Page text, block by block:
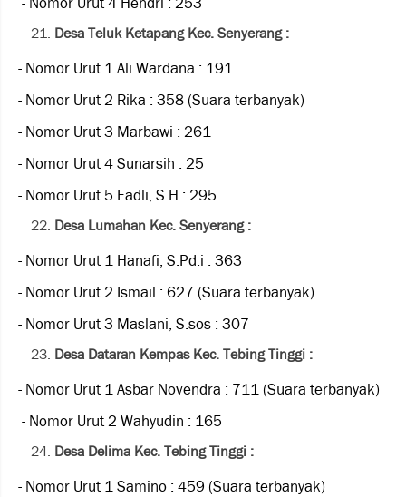
Desa Teluk Ketapang Kec. Senyerang :
- Nomor Urut 1 Ali Wardana : 191
- Nomor Urut 2 Rika : 358 (Suara terbanyak)
- Nomor Urut 3 Marbawi : 261
- Nomor Urut 4 Sunarsih : 25
- Nomor Urut 5 Fadli, S.H : 295
Desa Lumahan Kec. Senyerang :
- Nomor Urut 1 Hanafi, S.Pd.i : 363
- Nomor Urut 2 Ismail : 627 (Suara terbanyak)
- Nomor Urut 3 Maslani, S.sos : 307
Desa Dataran Kempas Kec. Tebing Tinggi :
- Nomor Urut 1 Asbar Novendra : 711 (Suara terbanyak)
- Nomor Urut 2 Wahyudin : 165
Desa Delima Kec. Tebing Tinggi :
- Nomor Urut 1 Samino : 459 (Suara terbanyak)